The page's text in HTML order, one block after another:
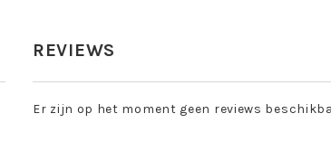
REVIEWS
Er zijn op het moment geen reviews